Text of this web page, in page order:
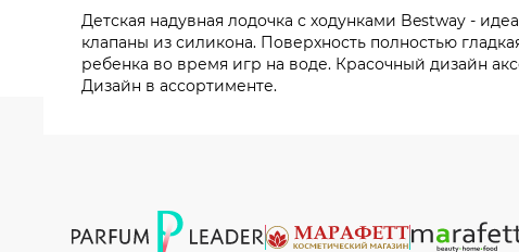
Детская надувная лодочка с ходунками Bestway -
клапаны из силикона. Поверхность полностью
ребенка во время игр на воде. Красочный дизайн
Дизайн в ассортименте.